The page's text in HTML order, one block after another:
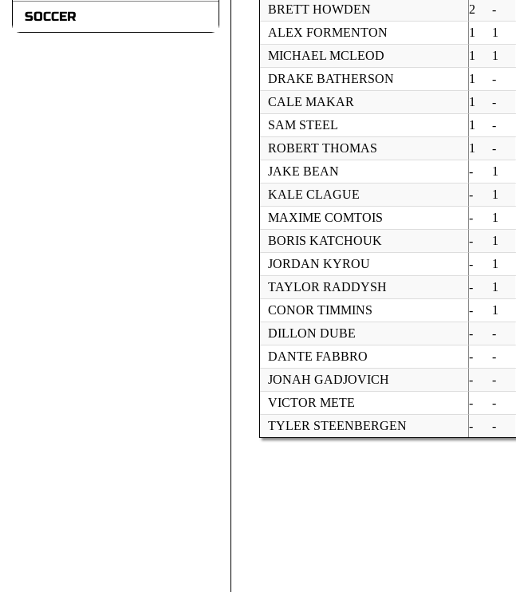
SOCCER
BRETT HOWDEN
2 -
ALEX FORMENTON
1 1
MICHAEL MCLEOD
1 1
DRAKE BATHERSON
1 -
CALE MAKAR
1 -
SAM STEEL
1 -
ROBERT THOMAS
1 -
JAKE BEAN
- 1
KALE CLAGUE
- 1
MAXIME COMTOIS
- 1
BORIS KATCHOUK
- 1
JORDAN KYROU
- 1
TAYLOR RADDYSH
- 1
CONOR TIMMINS
- 1
DILLON DUBE
- -
DANTE FABBRO
- -
JONAH GADJOVICH
- -
VICTOR METE
- -
TYLER STEENBERGEN
- -